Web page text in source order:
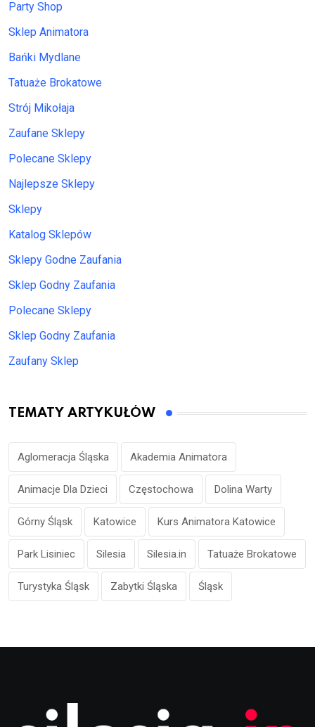
Party Shop
Sklep Animatora
Bańki Mydlane
Tatuaże Brokatowe
Strój Mikołaja
Zaufane Sklepy
Polecane Sklepy
Najlepsze Sklepy
Sklepy
Katalog Sklepów
Sklepy Godne Zaufania
Sklep Godny Zaufania
Polecane Sklepy
Sklep Godny Zaufania
Zaufany Sklep
TEMATY ARTYKUŁÓW
Aglomeracja Śląska Akademia Animatora
Animacje Dla Dzieci Częstochowa Dolina Warty
Górny Śląsk Katowice Kurs Animatora Katowice
Park Lisiniec Silesia Silesia.in Tatuaże Brokatowe
Turystyka Śląsk Zabytki Śląska Śląsk